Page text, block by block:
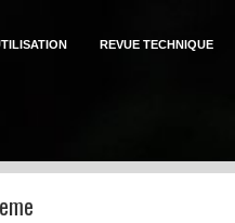
REVUE TECHNIQUE